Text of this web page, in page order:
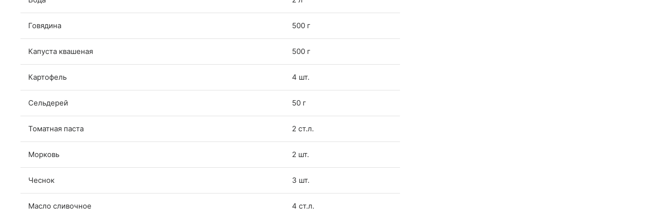
Говядина 500 г
Капуста квашеная 500 г
Картофель 4 шт.
Сельдерей 50 г
Томатная паста 2 ст.л.
Морковь 2 шт.
Чеснок 3 шт.
Масло сливочное 4 ст.л.